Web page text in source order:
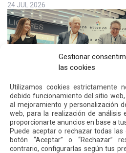
Gestionar
las cookies
Utilizamos cookies estrictamente
debido funcionamiento del sitio
al mejoramiento y personalización
web, para la realización de análisis
proporcionarte anuncios en base a
Puede aceptar o rechazar todas las
botón “Aceptar” o “Rechazar”
contrario, configurarlas según tus
24 JUL 2026
El aeropuerto de Quito
con la ampliación de las
de Polo Ralph Lauren y Adidas
Leer más